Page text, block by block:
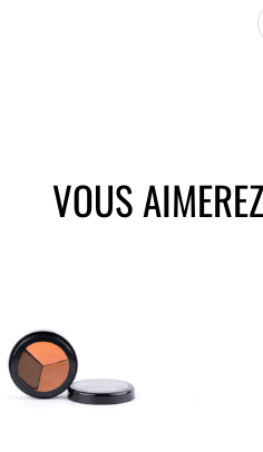
VOUS